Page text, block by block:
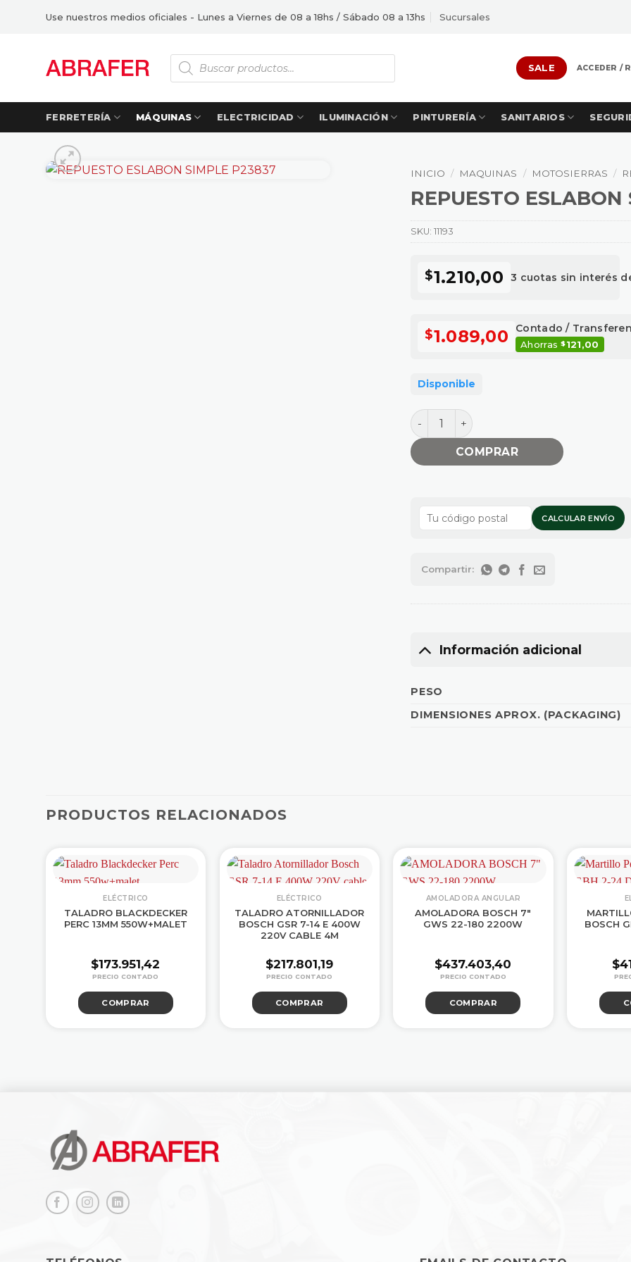
Use nuestros medios oficiales - Lunes a Viernes de 08 a 18hs / Sábado 08 a 13hs Sucursales
Búsqueda
de
productos
SALE ACCEDER /
FERRETERÍA MÁQUINAS ELECTRICIDAD ILUMINACIÓN PINTURERÍA SANITARIOS
INICIO / MAQUINAS / MOTOSIERRAS /
REPUESTO
$1.210,00 3 cuotas sin interés
$1.089,00 Contado /
Ahorras$121,00
Disponible
REPUESTO ESLABON SIMPLE P23837
COMPRAR
CALCULAR ENVÍO
SKU:11193
Información adicional
PESO
DIMENSIONES APROX. (PACKAGING)
PRODUCTOS RELACIONADOS
ELÉCTRICO
TALADRO BLACKDECKER
PERC 13MM 550W+MALET
$173.951,42
COMPRAR
ELÉCTRICO
TALADRO ATORNILLADOR
BOSCH GSR 7-14 E 400W
220V CABLE 4M
$217.801,19
COMPRAR
AMOLADORA ANGULAR
AMOLADORA BOSCH 7″
GWS 22-180 2200W
$437.403,40
COMPRAR
BOSCH
$